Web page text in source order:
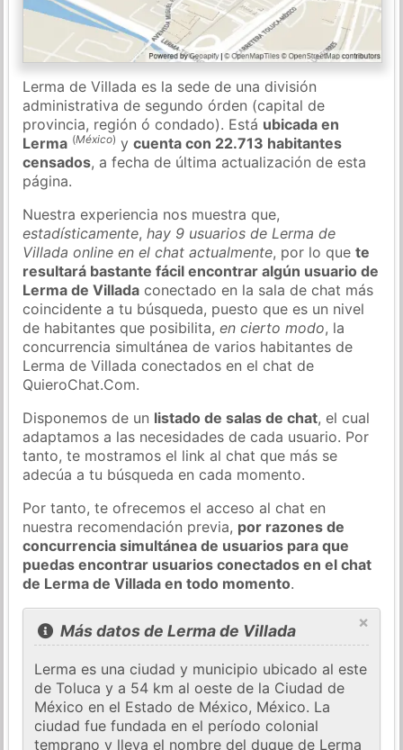
Lerma de Villada es la sede de una división
administrativa de segundo órden (capital de
provincia, región ó condado). Está ubicada en
Lerma (México) ycuenta con 22.713 habitantes
censados, a fecha de última actualización de esta
página.
Nuestra experiencia nos muestra que,
estadísticamente,hay 9 usuarios de Lerma de
Villada online en el chat actualmente, por lo quete
resultará bastante fácil encontrar algún usuario de
Lerma de Villada conectado en la sala de chat más
coincidente a tu búsqueda, puesto que es un nivel
de habitantes que posibilita,en cierto modo, la
concurrencia simultánea de varios habitantes de
Lerma de Villada conectados en el chat de
QuieroChat.Com.
Disponemos de un listado de salas de chat, el cual
adaptamos a las necesidades de cada usuario. Por
tanto, te mostramos el link al chat que más se
adecúa a tu búsqueda en cada momento.
Por tanto, te ofrecemos el acceso al chat en
nuestra recomendación previa, por razones de
concurrencia simultánea de usuarios para que
puedas encontrar usuarios conectados en el chat
de Lerma de Villada en todo momento.
×
Más datos de Lerma de Villada
Lerma es una ciudad y municipio ubicado al este
de Toluca y a 54 km al oeste de la Ciudad de
México en el Estado de México, México. La
ciudad fue fundada en el período colonial
temprano y lleva el nombre del duque de Lerma